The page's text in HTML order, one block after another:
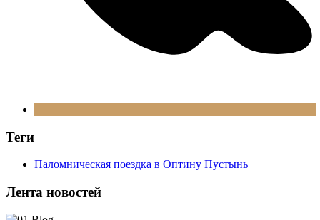
Теги
Паломническая поездка в Оптину Пустынь
Лента новостей